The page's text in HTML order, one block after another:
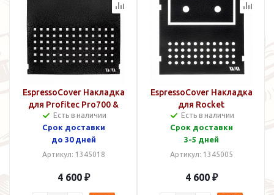
EspressoCover Накладка
для Profitec Pro700 &
800
Есть в наличии
Срок доставки
до 30 дней
Артикул: 1345018
4 600 ₽
EspressoCover Накладка
для Rocket
Appartamento
Есть в наличии
Срок доставки
3-5 дней
Артикул: 1345005
4 600 ₽